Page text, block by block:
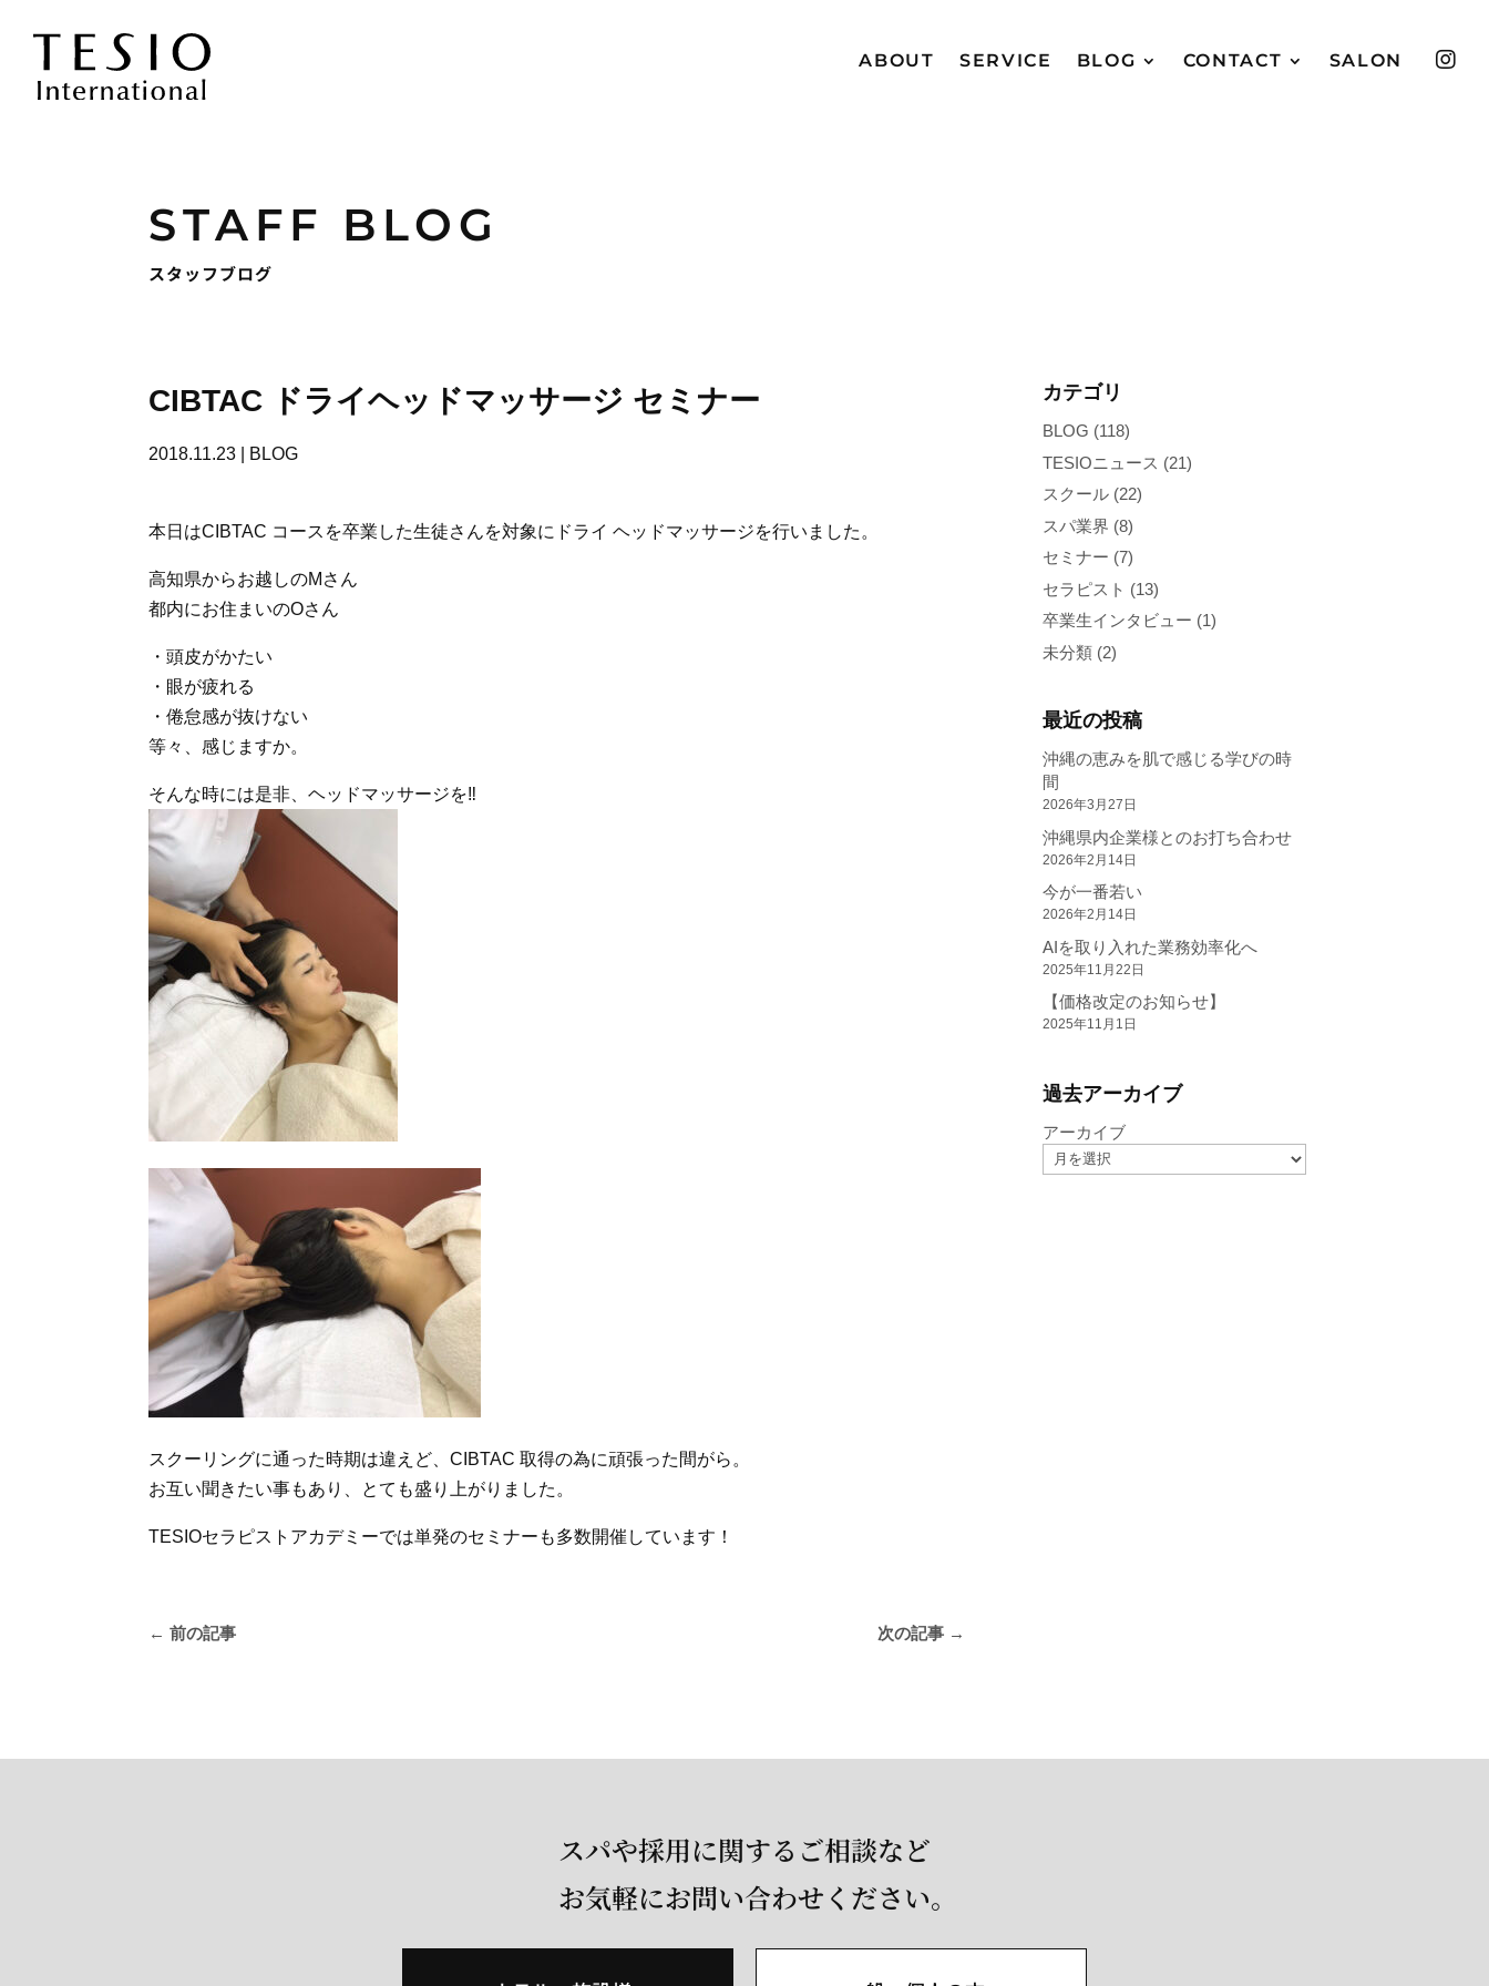
ABOUT SERVICE BLOG CONTACT SALON 
STAFF BLOG
スタッフブログ
CIBTAC ドライヘッドマッサージ セミナー
2018.11.23 BLOG
本日はCIBTAC コースを卒業した生徒さんを対象にドライ ヘッドマッサージを行いました。
高知県からお越しのMさん
都内にお住まいのOさん
・頭皮がかたい
・眼が疲れる
・倦怠感が抜けない
等々、感じますか。
そんな時には是非、ヘッドマッサージを‼︎
スクーリングに通った時期は違えど、CIBTAC 取得の為に頑張った間がら。
お互い聞きたい事もあり、とても盛り上がりました。
TESIOセラピストアカデミーでは単発のセミナーも多数開催しています！
←前の記事 次の記事→
カテゴリ
BLOG (118)
TESIOニュース (21)
スクール(22)
スパ業界 (8)
セミナー (7)
セラピスト (13)
卒業生インタビュー (1)
未分類(2)
最近の投稿
沖縄の恵みを肌で感じる学びの時
間
2026年3月27日
沖縄県内企業様とのお打ち合わせ
2026年2月14日
今が一番若い
2026年2月14日
AIを取り入れた業務効率化へ
2025年11月22日
【価格改定のお知らせ】
2025年11月1日
過去アーカイブ
アーカイブ
スパや採用に関するご相談など
お気軽にお問い合わせください。